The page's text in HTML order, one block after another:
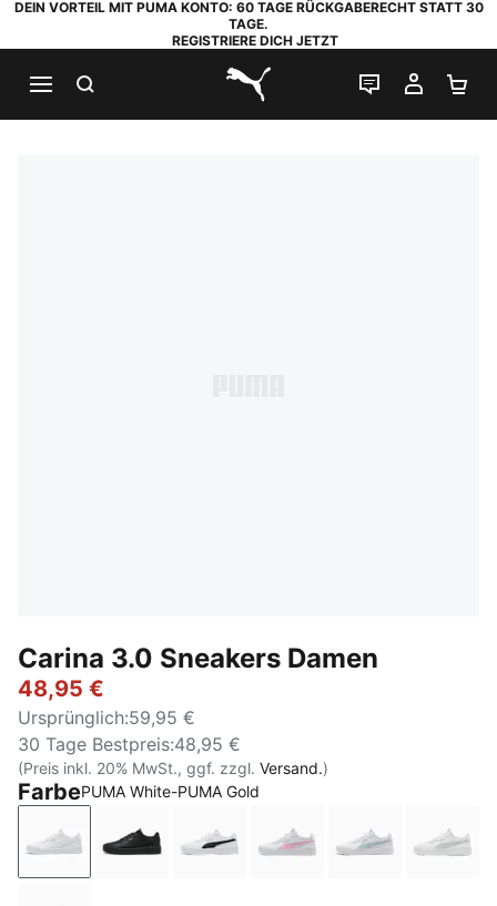
DEIN VORTEIL MIT PUMA KONTO: 60 TAGE RÜCKGABERECHT STATT 30
TAGE.
REGISTRIERE DICH JETZT
PUMA.com
LIVE-CHAT
MEIN
Carina 3.0 Sneakers Damen
48,95 €
Ursprünglich:59,95 €
30 Tage Bestpreis:48,95 €
(Preis inkl. 20% MwSt., ggf. zzgl. Versand.)
FarbePUMA White-PUMA Gold
PUMA White-PUMA Gold
PUMA Black-PUMA Gold
PUMA White-PUMA Black-PUMA
PUMA White-Pink
PUMA White-